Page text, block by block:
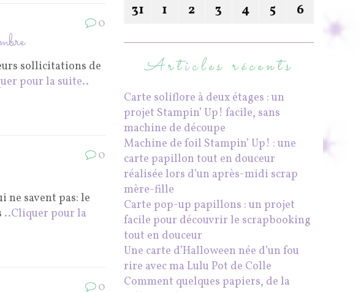
0
sollicitations de
pour la suite..
0
ne savent pas: le
..Cliquer pour la
0
31
1 2 3 4 5 6
Articles récents
Carte soliflore à deux étages : un
projet Stampin’ Up! facile, sans
machine de découpe
Machine de foil Stampin’ Up! : une
carte papillon tout en douceur
réalisée lors d’un après-midi scrap
mère-fille
Carte pop-up papillons : un projet
facile pour découvrir le scrapbooking
tout en douceur
Une carte d’Halloween née d’un fou
rire avec ma Lulu Pot de Colle
Comment quelques papiers, de la